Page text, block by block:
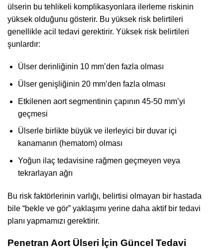
ülserin bu tehlikeli komplikasyonlara ilerleme riskinin
yüksek olduğunu gösterir. Bu yüksek risk belirtileri
genellikle acil tedavi gerektirir. Yüksek risk belirtileri
şunlardır:
Ülser derinliğinin 10 mm’den fazla olması
Ülser genişliğinin 20 mm’den fazla olması
Etkilenen aort segmentinin çapının 45-50 mm’yi
geçmesi
Ülserle birlikte büyük ve ilerleyici bir duvar içi
kanamanın (hematom) olması
Yoğun ilaç tedavisine rağmen geçmeyen veya
tekrarlayan ağrı
Bu risk faktörlerinin varlığı, belirtisi olmayan bir hastada
bile “bekle ve gör” yaklaşımı yerine daha aktif bir tedavi
planı yapmamızı gerektirir.
Penetran Aort Ülseri İçin Güncel Tedavi